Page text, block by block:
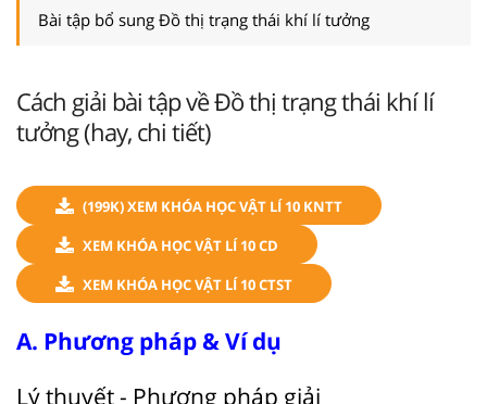
Bài tập bổ sung Đồ thị trạng thái khí lí tưởng
Cách giải bài tập về Đồ thị trạng thái khí lí
tưởng (hay, chi tiết)
(199K) XEM KHÓA HỌC VẬT LÍ 10 KNTT
XEM KHÓA HỌC VẬT LÍ 10 CD
XEM KHÓA HỌC VẬT LÍ 10 CTST
A. Phương pháp & Ví dụ
Lý thuyết - Phương pháp giải